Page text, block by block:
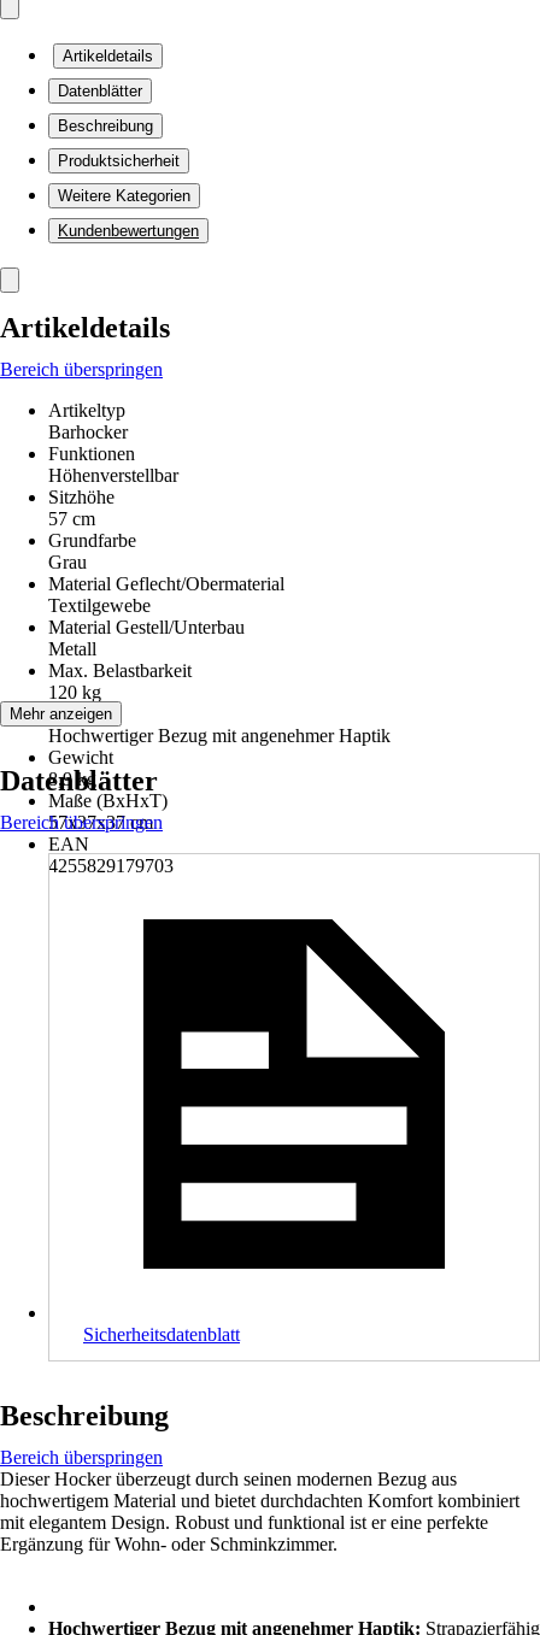
Artikeldetails
Datenblätter
Beschreibung
Produktsicherheit
Weitere Kategorien
Kundenbewertungen
Artikeldetails
Bereich überspringen
Artikeltyp
Barhocker
Funktionen
Höhenverstellbar
Sitzhöhe
57 cm
Grundfarbe
Grau
Material Geflecht/Obermaterial
Textilgewebe
Material Gestell/Unterbau
Metall
Max. Belastbarkeit
120 kg
Hinweis
Hochwertiger Bezug mit angenehmer Haptik
Gewicht
8,9 kg
Maße (BxHxT)
57x37x37 cm
EAN
4255829179703
Mehr anzeigen
Datenblätter
Bereich überspringen
Sicherheitsdatenblatt
Beschreibung
Bereich überspringen
Dieser Hocker überzeugt durch seinen modernen Bezug aus
hochwertigem Material und bietet durchdachten Komfort kombiniert
mit elegantem Design. Robust und funktional ist er eine perfekte
Ergänzung für Wohn- oder Schminkzimmer.
Hochwertiger Bezug mit angenehmer Haptik: Strapazierfähig